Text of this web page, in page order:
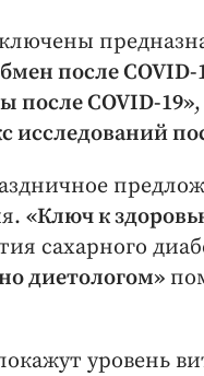
после COVID-
COVID-19»,
исследований
«Ключ к
сахарного
диетологом»
уровень